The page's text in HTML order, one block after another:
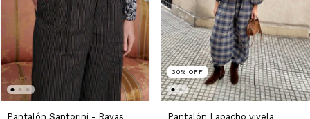
Pantalón Santorini - Rayas
30% OFF
Pantalón Lapacho viyela